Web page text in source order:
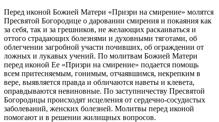
Перед иконой Божией Матери «Призри на смирение» молятся
Пресвятой Богородице о даровании смирения и покаяния как
за себя, так и за грешников, не желающих раскаиваться и
оттого страдающих болезнями и духовными тяготами, об
облегчении загробной участи почивших, об ограждении от
ложных и лукавых учений. По молитвам Божией Матери
перед иконой Ее «Призри на смирение» подается помощь
всем притесняемым, гонимым, отчаявшимся, некрепким в
вере, выявляется правда и обличаются наветы и клевета,
оправдываются невиновные. По заступничеству Пресвятой
Богородицы происходят исцеления от сердечно-сосудистых
заболеваний, женских болезней. Молитвы перед иконой
помогают и в решении жилищных вопросов.